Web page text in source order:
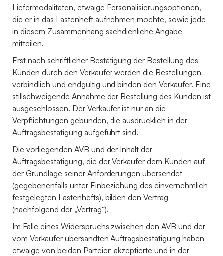
Liefermodalitäten, etwaige Personalisierungsoptionen,
die er in das Lastenheft aufnehmen möchte, sowie jede
in diesem Zusammenhang sachdienliche Angabe
mitteilen.
Erst nach schriftlicher Bestätigung der Bestellung des
Kunden durch den Verkäufer werden die Bestellungen
verbindlich und endgültig und binden den Verkäufer. Eine
stillschweigende Annahme der Bestellung des Kunden ist
ausgeschlossen. Der Verkäufer ist nur an die
Verpflichtungen gebunden, die ausdrücklich in der
Auftragsbestätigung aufgeführt sind.
Die vorliegenden AVB und der Inhalt der
Auftragsbestätigung, die der Verkäufer dem Kunden auf
der Grundlage seiner Anforderungen übersendet
(gegebenenfalls unter Einbeziehung des einvernehmlich
festgelegten Lastenhefts), bilden den Vertrag
(nachfolgend der „Vertrag“).
Im Falle eines Widerspruchs zwischen den AVB und der
vom Verkäufer übersandten Auftragsbestätigung haben
etwaige von beiden Parteien akzeptierte und in der